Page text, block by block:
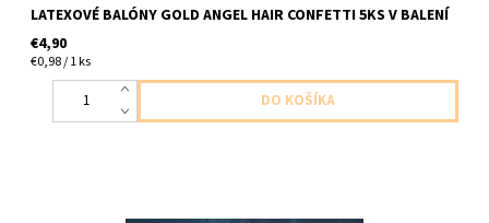
LATEXOVÉ BALÓNY GOLD ANGEL HAIR CONFETTI 5KS V BALENÍ
€4,90
€0,98 / 1 ks